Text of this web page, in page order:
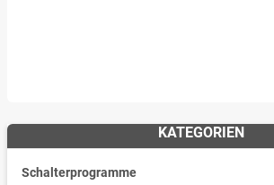
KATEGORIEN
Schalterprogramme